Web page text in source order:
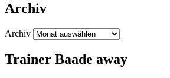
Archiv
Archiv
Trainer Baade away